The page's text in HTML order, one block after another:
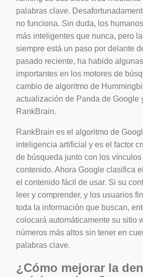
palabras clave.
no funciona. Sin duda, los
más inteligentes que nunca, pero
siempre está un paso por delante
pasado reciente, ha habido
importantes en los motores de
cambio de algoritmo de
actualización de Panda de Google
RankBrain.
RankBrain es el algoritmo de
inteligencia artificial y es el factor
de búsqueda junto con los vínculos
contenido. Ahora Google clasifica
el contenido fácil de usar. Si su
leer y comprender, y los usuarios
toda la información que buscan,
colocará automáticamente su sitio
números más altos sin tener en
palabras clave.
¿Cómo mejorar la